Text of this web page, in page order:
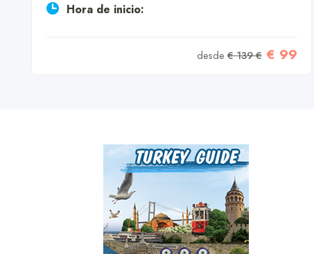
Hora de inicio:
desde € 139 € € 99